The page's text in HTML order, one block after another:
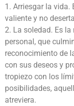
1. Arriesgar la vida.
valiente y no
2. La soledad. Es
personal, que
reconocimiento de
con sus deseos y
tropiezo con los
posibilidades,
atreviera.